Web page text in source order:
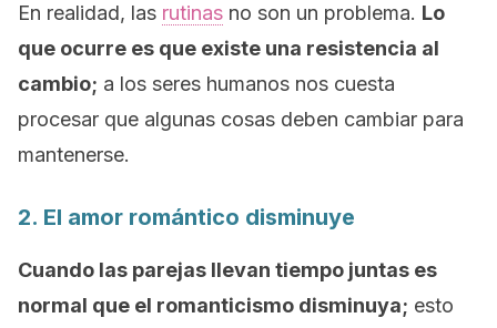
En realidad, las rutinas no son un problema. Lo
que ocurre es que existe una resistencia al
cambio; a los seres humanos nos cuesta
procesar que algunas cosas deben cambiar para
mantenerse.
2. El amor romántico disminuye
Cuando las parejas llevan tiempo juntas es
normal que el romanticismo disminuya; esto